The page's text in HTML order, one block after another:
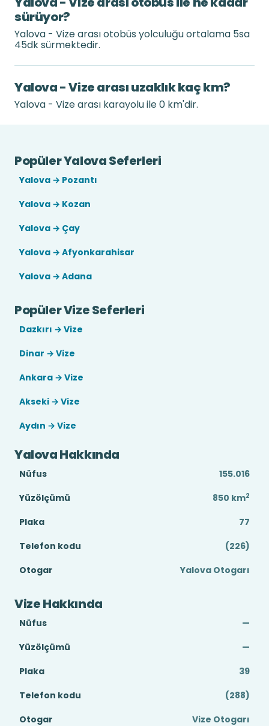
sürüyor?
Yalova - Vize arası otobüs yolculuğu ortalama 5sa
45dk sürmektedir.
Yalova - Vize arası uzaklık kaç km?
Yalova - Vize arası karayolu ile 0 km'dir.
Popüler Yalova Seferleri
Yalova → Pozantı
Yalova → Kozan
Yalova → Çay
Yalova → Afyonkarahisar
Yalova → Adana
Popüler Vize Seferleri
Dazkırı → Vize
Dinar → Vize
Ankara → Vize
Akseki → Vize
Aydın → Vize
Yalova Hakkında
Nüfus
155.016
Yüzölçümü
850 km2
Plaka
77
Telefon kodu
(226)
Otogar
Yalova Otogarı
Vize Hakkında
Nüfus
—
Yüzölçümü
—
Plaka
39
Telefon kodu
(288)
Otogar
Vize Otogarı